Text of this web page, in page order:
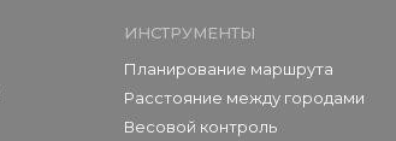
ИНСТРУМЕНТЫ
Планирование маршрута
Расстояние между городами
Весовой контроль